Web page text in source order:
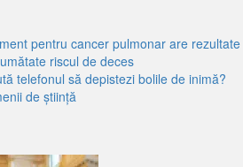
pentru cancer pulmonar are rezultate
riscul de deces
telefonul să depistezi bolile de inimă?
de știință